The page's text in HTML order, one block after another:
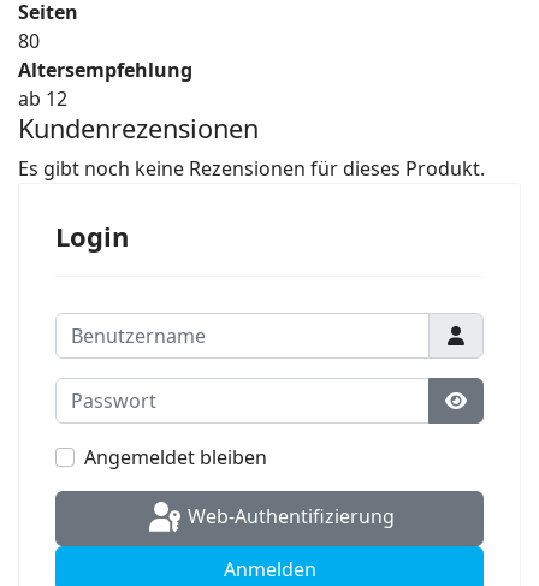
Seiten
80
Altersempfehlung
ab 12
Kundenrezensionen
Es gibt noch keine Rezensionen für dieses Produkt.
Login
Benutzername
Passwort
Angemeldet bleiben
Web-Authentifizierung
Anmelden